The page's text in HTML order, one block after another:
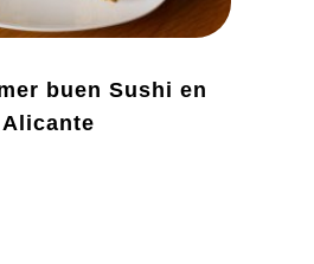
buen Sushi en
Alicante